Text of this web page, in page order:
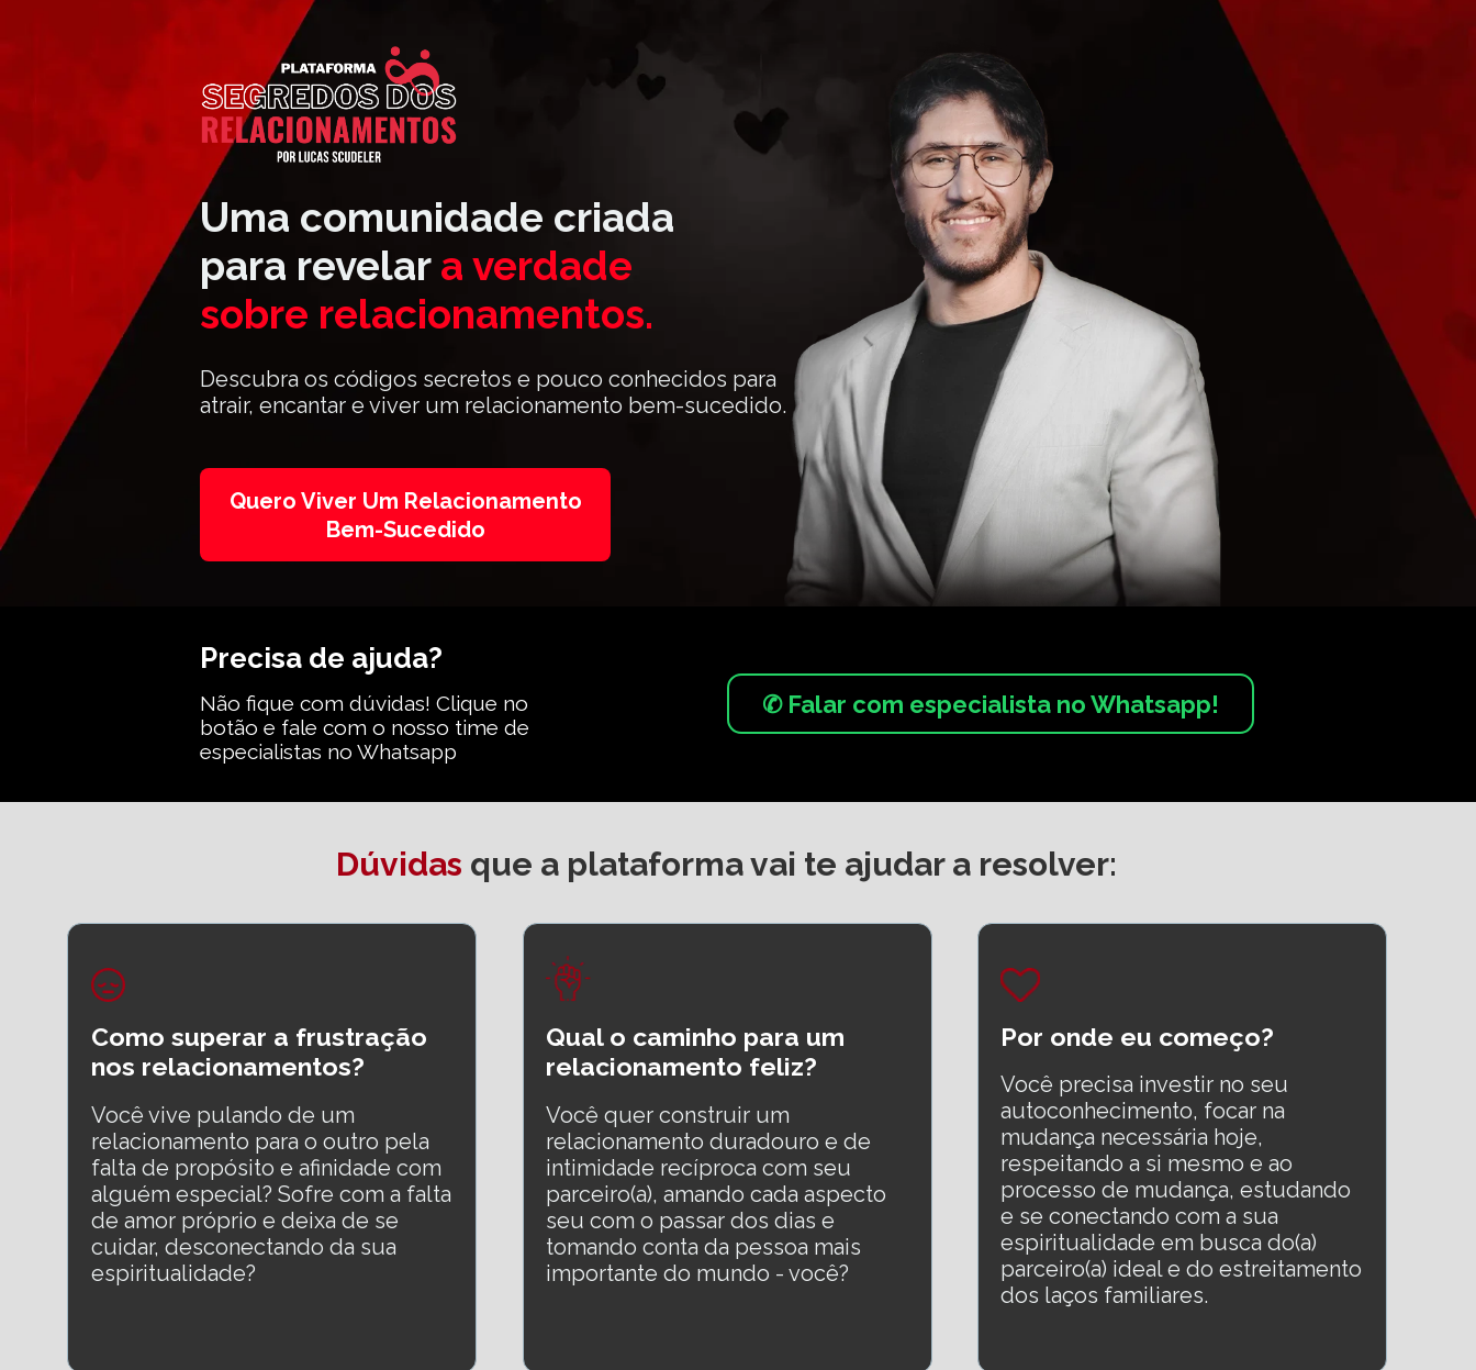
Uma comunidade criada
para revelar a verdade
sobre relacionamentos.
Descubra os códigos secretos e pouco conhecidos para
atrair, encantar e viver um relacionamento bem-sucedido.
Quero Viver Um Relacionamento
Bem-Sucedido
Precisa de ajuda?
✆ Falar com especialista no Whatsapp!
Não fique com dúvidas! Clique no
botão e fale com o nosso time de
especialistas no Whatsapp
Dúvidas que a plataforma vai te ajudar a resolver:
Como superar a frustração
nos relacionamentos?
Qual o caminho para um
relacionamento feliz?
Por onde eu começo?
Você precisa investir no seu
autoconhecimento, focar na
mudança necessária hoje,
respeitando a si mesmo e ao
processo de mudança, estudando
e se conectando com a sua
espiritualidade em busca do(a)
parceiro(a) ideal e do estreitamento
dos laços familiares.
Você vive pulando de um
relacionamento para o outro pela
falta de propósito e afinidade com
alguém especial? Sofre com a falta
de amor próprio e deixa de se
cuidar, desconectando da sua
espiritualidade?
Você quer construir um
relacionamento duradouro e de
intimidade recíproca com seu
parceiro(a), amando cada aspecto
seu com o passar dos dias e
tomando conta da pessoa mais
importante do mundo - você?